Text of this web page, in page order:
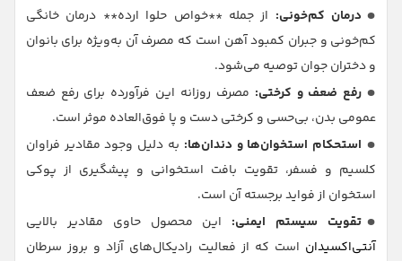
درمان کم‌خونی: از جمله **خواص حلوا ارده** درمان خانگی
کم‌خونی و جبران کمبود آهن است که مصرف آن به‌ویژه برای بانوان
و دختران جوان توصیه می‌شود.
رفع ضعف و کرختی: مصرف روزانه این فرآورده برای رفع ضعف
عمومی بدن، بی‌حسی و کرختی دست و پا فوق‌العاده موثر است.
استحکام استخوان‌ها و دندان‌ها: به دلیل وجود مقادیر فراوان
کلسیم و فسفر، تقویت بافت استخوانی و پیشگیری از پوکی
استخوان از فواید برجسته آن است.
تقویت سیستم ایمنی: این محصول حاوی مقادیر بالایی
آنتی‌اکسیدان است که از فعالیت رادیکال‌های آزاد و بروز سرطان